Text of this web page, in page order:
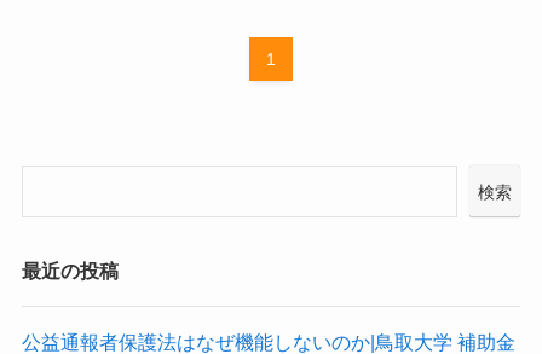
1
検索
最近の投稿
公益通報者保護法はなぜ機能しないのか|鳥取大学 補助金